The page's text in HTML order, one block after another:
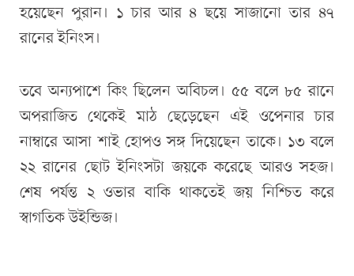
হয়েছেন পুরান। ১ চার আর ৪ ছয়ে সাজানো তার ৪৭
রানের ইনিংস।
তবে অন্যপাশে কিং ছিলেন অবিচল। ৫৫ বলে ৮৫ রানে
অপরাজিত থেকেই মাঠ ছেড়েছেন এই ওপেনার চার
নাম্বারে আসা শাই হোপও সঙ্গ দিয়েছেন তাকে। ১৩ বলে
২২ রানের ছোট ইনিংসটা জয়কে করেছে আরও সহজ।
শেষ পর্যন্ত ২ ওভার বাকি থাকতেই জয় নিশ্চিত করে
স্বাগতিক উইন্ডিজ।